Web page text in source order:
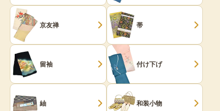
京友禅 帯
留袖 付け下げ
紬 和装小物